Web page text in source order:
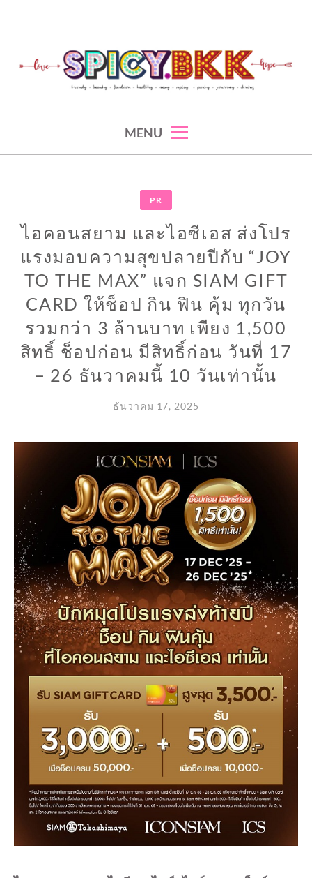
content
MENU
PR
ไอคอนสยาม และไอซีเอส ส่งโปร
แรงมอบความสุขปลายปีกับ “JOY
TO THE MAX” แจก SIAM GIFT
CARD ให้ช็อป กิน ฟิน คุ้ม ทุกวัน
รวมกว่า 3 ล้านบาท เพียง 1,500
สิทธิ์ ช็อปก่อน มีสิทธิ์ก่อน วันที่ 17
– 26 ธันวาคมนี้ 10 วันเท่านั้น
ธันวาคม 17, 2025